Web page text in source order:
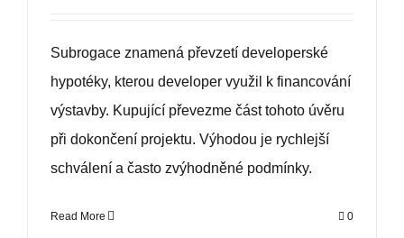
Subrogace znamená převzetí developerské
hypotéky, kterou developer využil k financování
výstavby. Kupující převezme část tohoto úvěru
při dokončení projektu. Výhodou je rychlejší
schválení a často zvýhodněné podmínky.
Read More 0